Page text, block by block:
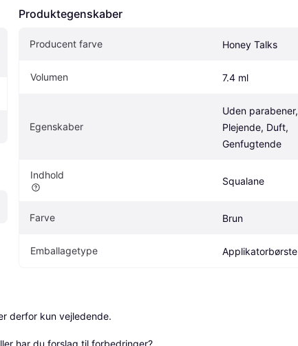
Produktegenskaber
Producent farve Honey Talks
Volumen 7.4 ml
Egenskaber
Uden parabener,
Plejende, Duft,
Genfugtende
Indhold
Squalane
Farve Brun
Emballagetype Applikatorbørste
derfor kun vejledende.
har du forslag til forbedringer?